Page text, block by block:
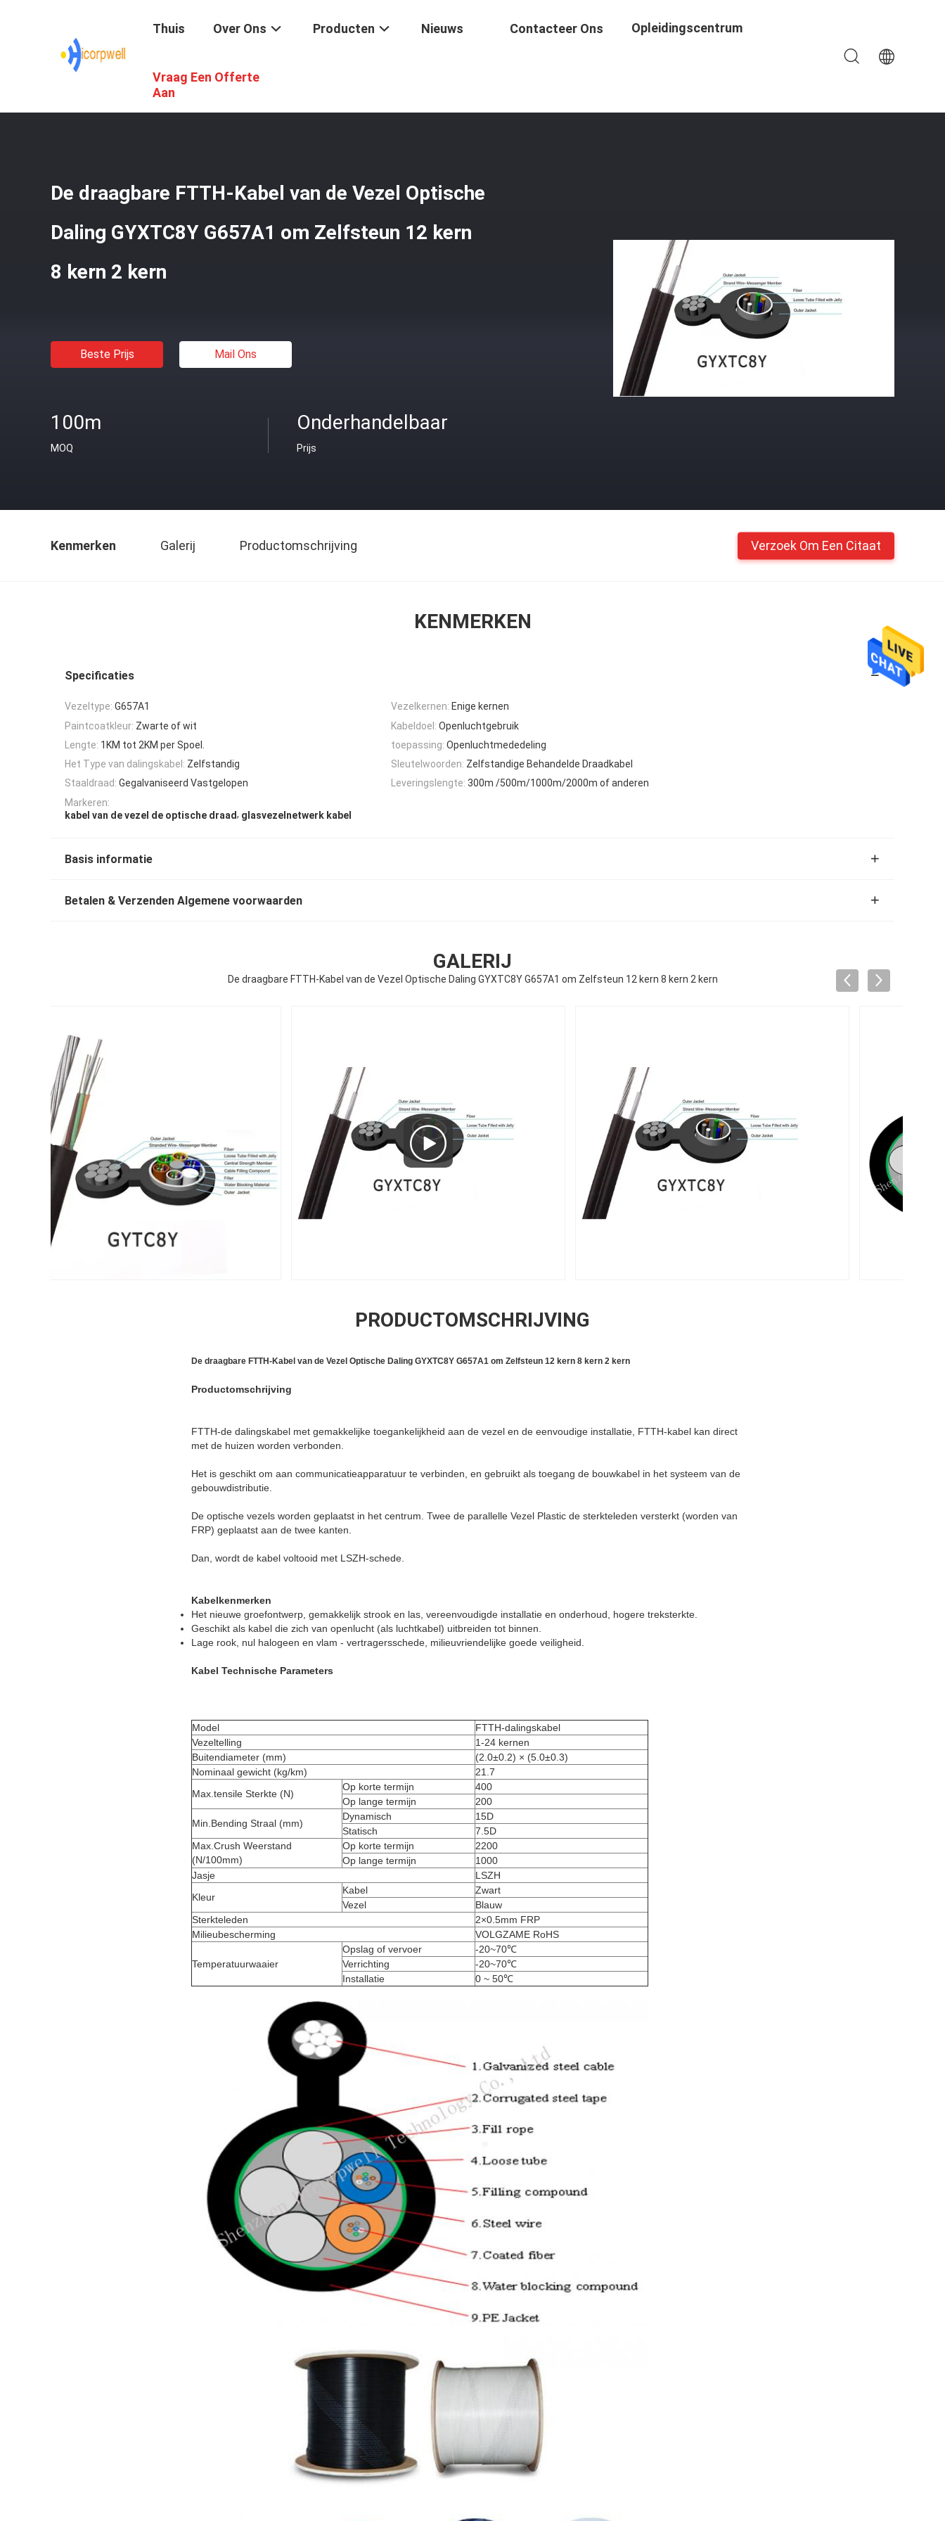
Thuis Over Ons Producten Nieuws Contacteer Ons Opleidingscentrum
Vraag Een Offerte
Aan
Glasvezel Optische Kabel
De draagbare FTTH-Kabel van de Vezel Optische
Daling GYXTC8Y G657A1 om Zelfsteun 12 kern
8 kern 2 kern
Beste Prijs Mail Ons
100m
MOQ
Onderhandelbaar
Prijs
Kenmerken Galerij Productomschrijving Verzoek Om Een Citaat
KENMERKEN
Specificaties
Vezeltype: G657A1 Vezelkernen: Enige kernen
Paintcoatkleur: Zwarte of wit Kabeldoel: Openluchtgebruik
Lengte: 1KM tot 2KM per Spoel. toepassing: Openluchtmededeling
Het Type van dalingskabel: Zelfstandig Sleutelwoorden: Zelfstandige Behandelde Draadkabel
Staaldraad: Gegalvaniseerd Vastgelopen Leveringslengte: 300m /500m/1000m/2000m of anderen
Markeren:
kabel van de vezel de optische draad, glasvezelnetwerk kabel
Basis informatie
Betalen & Verzenden Algemene voorwaarden
GALERIJ
De draagbare FTTH-Kabel van de Vezel Optische Daling GYXTC8Y G657A1 om Zelfsteun 12 kern 8 kern 2 kern
PRODUCTOMSCHRIJVING
De draagbare FTTH-Kabel van de Vezel Optische Daling GYXTC8Y G657A1 om Zelfsteun 12 kern 8 kern 2 kern
Productomschrijving
FTTH-de dalingskabel met gemakkelijke toegankelijkheid aan de vezel en de eenvoudige installatie, FTTH-kabel kan direct
met de huizen worden verbonden.
Het is geschikt om aan communicatieapparatuur te verbinden, en gebruikt als toegang de bouwkabel in het systeem van de
gebouwdistributie.
De optische vezels worden geplaatst in het centrum. Twee de parallelle Vezel Plastic de sterkteleden versterkt (worden van
FRP) geplaatst aan de twee kanten.
Dan, wordt de kabel voltooid met LSZH-schede.
Kabelkenmerken
Het nieuwe groefontwerp, gemakkelijk strook en las, vereenvoudigde installatie en onderhoud, hogere treksterkte.
Geschikt als kabel die zich van openlucht (als luchtkabel) uitbreiden tot binnen.
Lage rook, nul halogeen en vlam - vertragersschede, milieuvriendelijke goede veiligheid.
Kabel Technische Parameters
Model
FTTH-dalingskabel
Vezeltelling
1-24 kernen
Buitendiameter (mm)
(2.0±0.2) × (5.0±0.3)
Nominaal gewicht (kg/km)
21.7
Max.tensile Sterkte (N)
Op korte termijn
400
Op lange termijn
200
Min.Bending Straal (mm)
Dynamisch
15D
Statisch
7.5D
Max.Crush Weerstand
(N/100mm)
Op korte termijn
2200
Op lange termijn
1000
Jasje
LSZH
Kleur
Kabel
Zwart
Vezel
Blauw
Sterkteleden
2×0.5mm FRP
Milieubescherming
VOLGZAME RoHS
Temperatuurwaaier
Opslag of vervoer
-20~70℃
Verrichting
-20~70℃
Installatie
0 ~ 50℃